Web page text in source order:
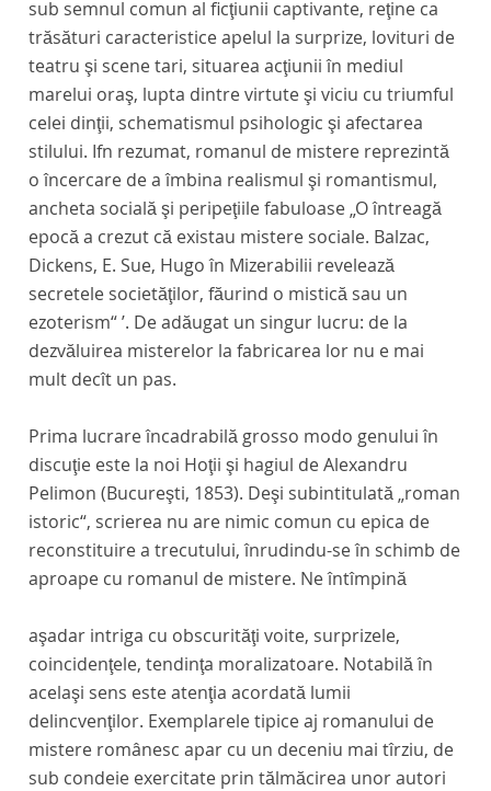
sub semnul comun al ficţiunii captivante, reţine ca
trăsături caracteristice apelul la surprize, lovituri de
teatru şi scene tari, situarea acţiunii în mediul
marelui oraş, lupta dintre virtute şi viciu cu triumful
celei dinţii, schematismul psihologic şi afectarea
stilului. Ifn rezumat, romanul de mistere reprezintă
o încercare de a îmbina realismul şi romantismul,
ancheta socială şi peripeţiile fabuloase „O întreagă
epocă a crezut că existau mistere sociale. Balzac,
Dickens, E. Sue, Hugo în Mizerabilii revelează
secretele societăţilor, făurind o mistică sau un
ezoterism“ ’. De adăugat un singur lucru: de la
dezvăluirea misterelor la fabricarea lor nu e mai
mult decît un pas.
Prima lucrare încadrabilă grosso modo genului în
discuţie este la noi Hoţii şi hagiul de Alexandru
Pelimon (Bucureşti, 1853). Deşi subintitulată „roman
istoric“, scrierea nu are nimic comun cu epica de
reconstituire a trecutului, înrudindu-se în schimb de
aproape cu romanul de mistere. Ne întîmpină
aşadar intriga cu obscurităţi voite, surprizele,
coincidenţele, tendinţa moralizatoare. Notabilă în
acelaşi sens este atenţia acordată lumii
delincvenţilor. Exemplarele tipice aj romanului de
mistere românesc apar cu un deceniu mai tîrziu, de
sub condeie exercitate prin tălmăcirea unor autori